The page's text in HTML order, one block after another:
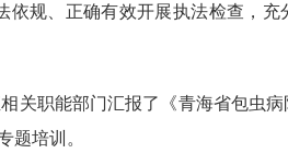
规、 正确有效开展执法检查，充
关职能部门汇报了
《青海省包虫
题培训。